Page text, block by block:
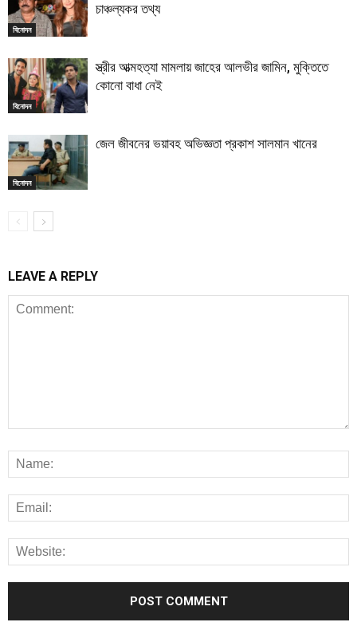
বিনোদন
চাঞ্চল্যকর তথ্য
বিনোদন
স্ত্রীর আত্মহত্যা মামলায় জাহের আলভীর জামিন, মুক্তিতে
কোনো বাধা নেই
বিনোদন
জেল জীবনের ভয়াবহ অভিজ্ঞতা প্রকাশ সালমান খানের
LEAVE A REPLY